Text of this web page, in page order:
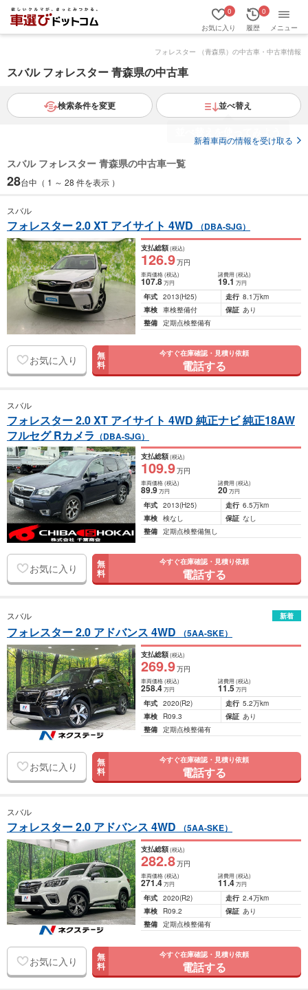
お気に入り
0
履歴
0
メニュー
フォレスター （青森県）の中古車・中古車情報
スバル フォレスター 青森県の中古車
検索条件を変更 並べ替え
新着車両の情報を受け取る
スバル フォレスター 青森県の中古車一覧
28台中（ 1 ～ 28 件を表示 ）
スバル
フォレスター 2.0 XT アイサイト 4WD （DBA-SJG）
支払総額(税込)
126.9万円
車両価格(税込)
107.8万円
諸費用 (税込)
19.1 万円
年式 2013(H25) 走行 8.1万km
車検 車検整備付 保証 あり
整備 定期点検整備有
お気に入り 無
料
今すぐ在庫確認・見積り依頼
電話する
スバル
フォレスター 2.0 XT アイサイト 4WD 純正ナビ 純正18AW
フルセグ Rカメラ （DBA-SJG）
支払総額(税込)
109.9万円
車両価格(税込)
89.9万円
諸費用 (税込)
20 万円
年式 2013(H25) 走行 6.5万km
車検 検なし 保証 なし
整備 定期点検整備無し
お気に入り 無
料
今すぐ在庫確認・見積り依頼
電話する
スバル 新着
フォレスター 2.0 アドバンス 4WD （5AA-SKE）
支払総額(税込)
269.9万円
車両価格(税込)
258.4万円
諸費用 (税込)
11.5 万円
年式 2020(R2) 走行 5.2万km
車検
R09.3 保証 あり
整備 定期点検整備有
お気に入り 無
料
今すぐ在庫確認・見積り依頼
電話する
スバル
フォレスター 2.0 アドバンス 4WD （5AA-SKE）
支払総額(税込)
282.8万円
車両価格(税込)
271.4万円
諸費用 (税込)
11.4 万円
年式 2020(R2) 走行 2.4万km
車検
R09.2 保証 あり
整備 定期点検整備有
お気に入り 無
料
今すぐ在庫確認・見積り依頼
電話する